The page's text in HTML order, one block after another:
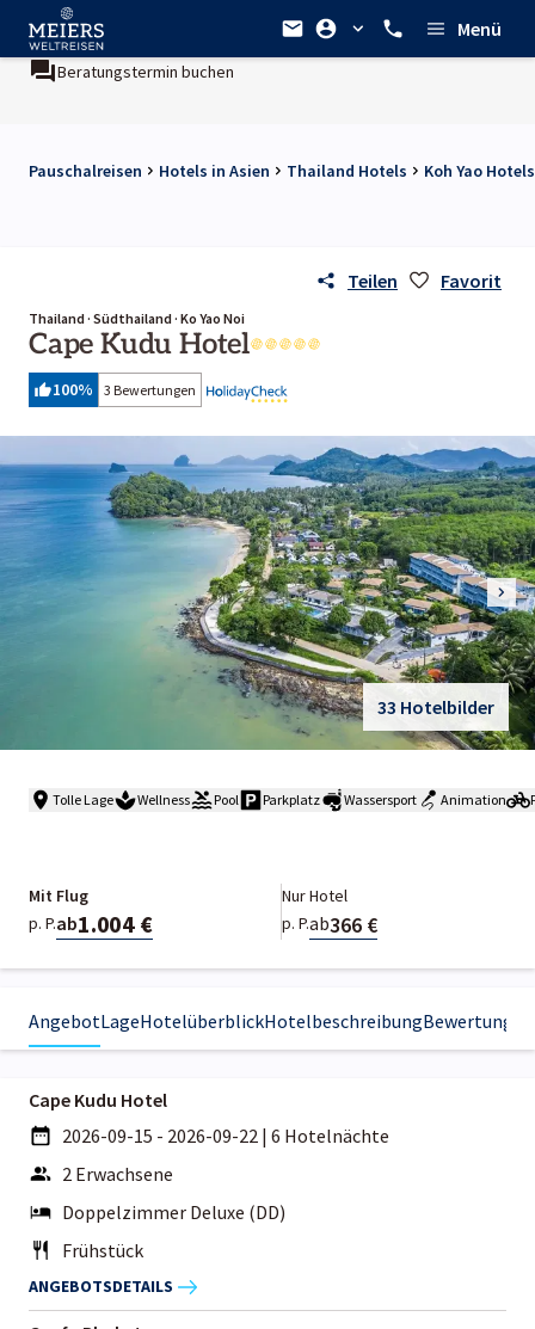
Menü
Beratungstermin buchen
Pauschalreisen Hotels in Asien Thailand Hotels Koh Yao Hotels
Teilen Favorit
Thailand · Südthailand · Ko Yao Noi
Cape Kudu Hotel
100% 3 Bewertungen
33 Hotelbilder
Tolle Lage Wellness Pool Parkplatz Wassersport Animation
Mit Flug
p. P.ab1.004 €
Nur Hotel
p. P.ab366 €
AngebotLageHotelüberblickHotelbeschreibungBewertungen
Cape Kudu Hotel
2026-09-15 - 2026-09-22 | 6 Hotelnächte
2 Erwachsene
Doppelzimmer Deluxe (DD)
Frühstück
ANGEBOTSDETAILS